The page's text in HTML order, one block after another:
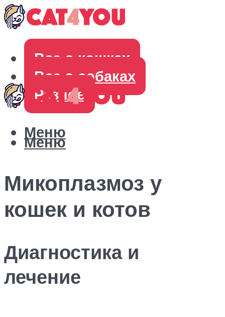
Все о кошках
Все о собаках
Разное
Меню
Меню
Микоплазмоз у
кошек и котов
Диагностика и
лечение